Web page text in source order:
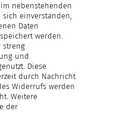
nebenstehenden
einverstanden,
Daten
werden.
streng
und
Diese
durch Nachricht
Widerrufs werden
Weitere
der